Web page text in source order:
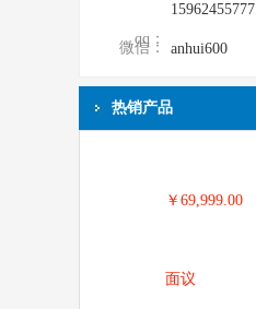
15962455777
qq：
微信： anhui600
热销产品
￥69,999.00
面议